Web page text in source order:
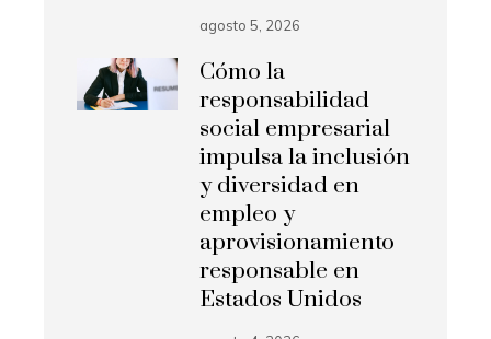
agosto 5, 2026
Cómo la
responsabilidad
social empresarial
impulsa la inclusión
y diversidad en
empleo y
aprovisionamiento
responsable en
Estados Unidos